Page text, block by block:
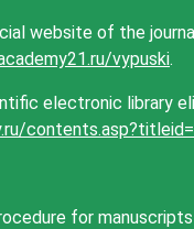
website of the
vypuski.
electronic library
for